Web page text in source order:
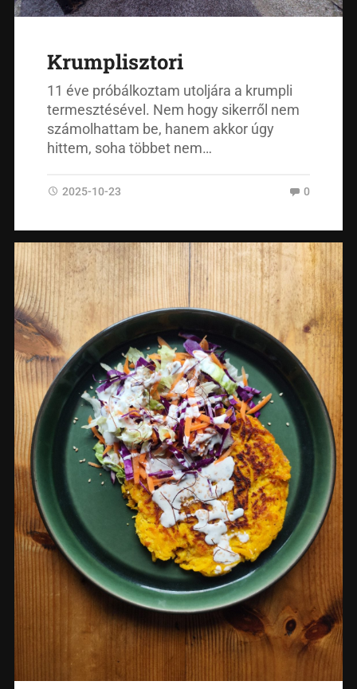
Krumplisztori
11 éve próbálkoztam utoljára a krumpli
termesztésével. Nem hogy sikerről nem
számolhattam be, hanem akkor úgy
hittem, soha többet nem…
2025-10-23 0